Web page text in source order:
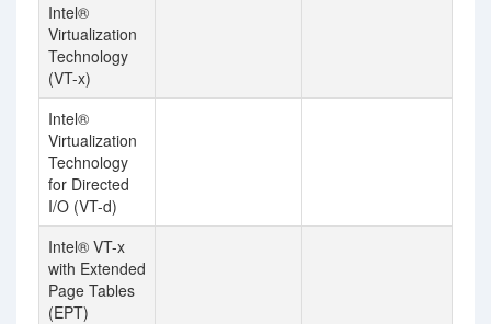
Intel®
Virtualization
Technology
(VT-x)
Intel®
Virtualization
Technology
for Directed
I/O (VT-d)
Intel® VT-x
with Extended
Page Tables
(EPT)